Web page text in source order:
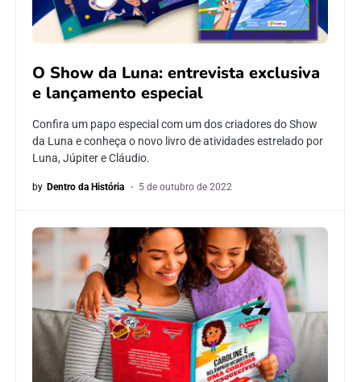
O Show da Luna: entrevista exclusiva
e lançamento especial
Confira um papo especial com um dos criadores do Show
da Luna e conheça o novo livro de atividades estrelado por
Luna, Júpiter e Cláudio.
by Dentro da História 5 de outubro de 2022